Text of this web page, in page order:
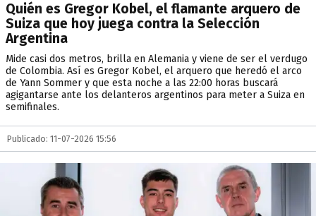
Quién es Gregor Kobel, el flamante arquero de
Suiza que hoy juega contra la Selección
Argentina
Mide casi dos metros, brilla en Alemania y viene de ser el verdugo
de Colombia. Así es Gregor Kobel, el arquero que heredó el arco
de Yann Sommer y que esta noche a las 22:00 horas buscará
agigantarse ante los delanteros argentinos para meter a Suiza en
semifinales.
Publicado: 11-07-2026 15:56